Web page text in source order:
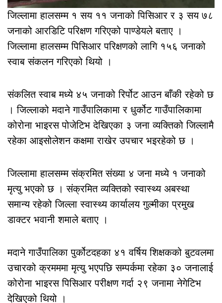
जिल्लामा हालसम्म १ सय ११ जनाको पिसिआर र ३ सय ७८
जनाको आरडिटि परिक्षण गरिएको पाण्डेयले बताए ।
जिल्लामा हालसम्म पिसिआर परिक्षणको लागि १५६ जनाको
स्वाब संकलन गरिएको थियो ।
संकलित स्वाब मध्ये ४५ जनाको रिर्पोट आउन बाँकी रहेको छ
। जिल्लाको मदाने गाउँपालिकामा र धुर्कोट गाउँपालिकामा
कोरोना भाइरस पोजेटिभ देखिएका ३ जना व्यक्तिको जिल्लामै
रहेका आइसोलेशन कक्षमा राखेर उपचार भइरहेको छ ।
जिल्लामा हालसम्म संक्रमित संख्या ४ जना मध्ये १ जनाको
मृत्यु भएको छ । संक्रमित व्यक्तिको स्वास्थ्य अबस्था
समान्य रहेको जिल्ला स्वास्थ्य कार्यालय गुल्मीका प्रमुख
डाक्टर भवानी शमाले बताए ।
मदाने गाउँपालिका पुर्कोटदहका ४१ वर्षिय शिक्षकको बुटवलमा
उचारको क्रमममा मृत्यु भएपछि सम्पर्कमा रहेका ३० जनालाई
कोरोना भाइरस पिसिआर परीक्षण गर्दा २९ जनामा नेगेटिभ
देखिएको थियो ।